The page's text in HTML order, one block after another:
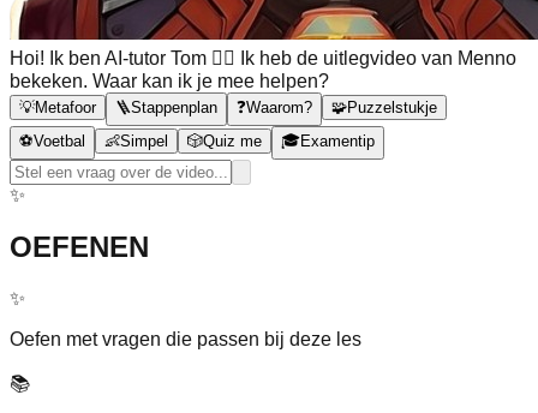
Hoi! Ik ben AI-tutor Tom 🙋‍♂️ Ik heb de uitlegvideo van Menno
bekeken. Waar kan ik je mee helpen?
💡Metafoor 🪜Stappenplan ❓Waarom? 🧩Puzzelstukje
⚽Voetbal 👶Simpel 🎲Quiz me 🎓Examentip
✨
OEFENEN
✨
Oefen met vragen die passen bij deze les
📚